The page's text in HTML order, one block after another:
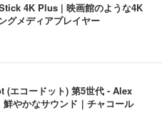
4K Plus | 映画館のような4K
グメディアプレイヤー
(エコードット) 第5世代 - Alex
やかなサウンド｜チャコール